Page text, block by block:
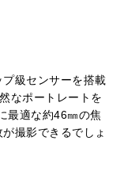
級センサーを搭載
なポートレートを
最適な約46㎜の焦
撮影できるでしょ